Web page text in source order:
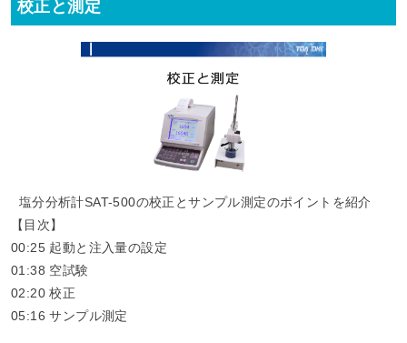
校正と測定
塩分分析計SAT-500の校正とサンプル測定のポイントを紹介
【目次】
00:25​ 起動と注入量の設定
01:38​ 空試験
02:20​ 校正
05:16​ サンプル測定